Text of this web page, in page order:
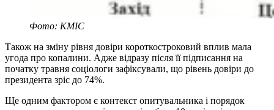
Фото: КМІС
Також на зміну рівня довіри короткостроковий вплив мала
угода про копалини. Адже відразу після її підписання на
початку травня соціологи зафіксували, що рівень довіри до
президента зріс до 74%.
Ще одним фактором є контекст опитувальника і порядок